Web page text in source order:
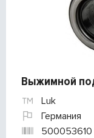
Выжимной
Luk
Германия
500053610